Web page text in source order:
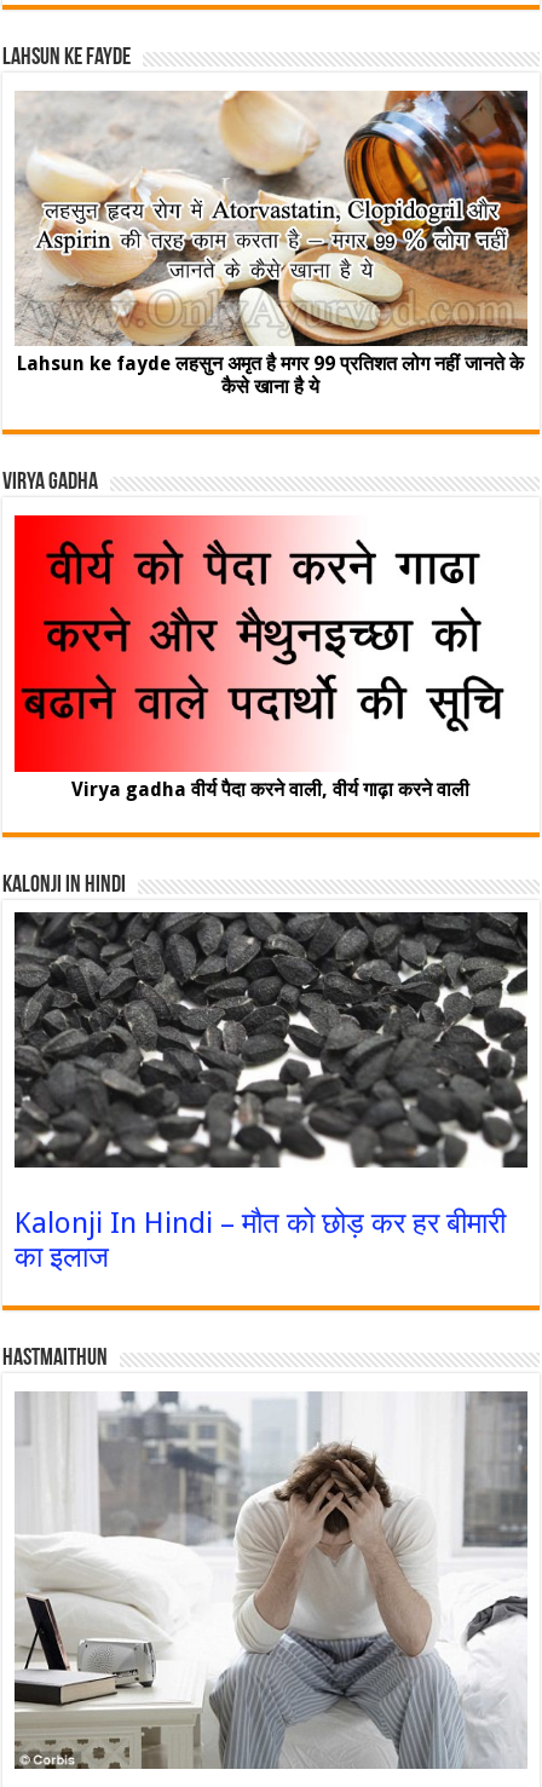
Lahsun ke fayde
Lahsun ke fayde लहसुन अमृत है मगर 99 प्रतिशत लोग नहीं जानते के
कैसे खाना है ये
Virya Gadha
Virya gadha वीर्य पैदा करने वाली, वीर्य गाढ़ा करने वाली
Kalonji In Hindi
Kalonji In Hindi – मौत को छोड़ कर हर बीमारी
का इलाज
Hastmaithun